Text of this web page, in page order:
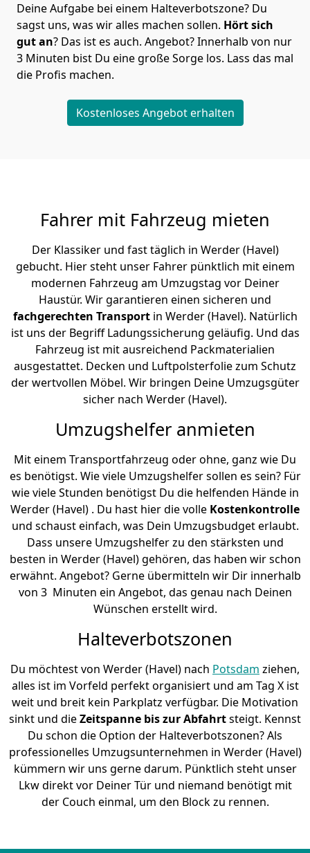
Deine Aufgabe bei einem Halteverbotszone? Du
sagst uns, was wir alles machen sollen. Hört sich
gut an? Das ist es auch. Angebot? Innerhalb von nur
3 Minuten bist Du eine große Sorge los. Lass das mal
die Profis machen.
Kostenloses Angebot erhalten
Fahrer mit Fahrzeug mieten
Der Klassiker und fast täglich in Werder (Havel)
gebucht. Hier steht unser Fahrer pünktlich mit einem
modernen Fahrzeug am Umzugstag vor Deiner
Haustür. Wir garantieren einen sicheren und
fachgerechten Transportin Werder (Havel). Natürlich
ist uns der Begriff Ladungssicherung geläufig. Und das
Fahrzeug ist mit ausreichend Packmaterialien
ausgestattet. Decken und Luftpolsterfolie zum Schutz
der wertvollen Möbel. Wir bringen Deine Umzugsgüter
sicher nach Werder (Havel).
Umzugshelfer anmieten
Mit einem Transportfahrzeug oder ohne, ganz wie Du
es benötigst. Wie viele Umzugshelfer sollen es sein? Für
wie viele Stunden benötigst Du die helfenden Hände in
Werder (Havel) . Du hast hier die volle Kostenkontrolle
und schaust einfach, was Dein Umzugsbudget erlaubt.
Dass unsere Umzugshelfer zu den stärksten und
besten in Werder (Havel) gehören, das haben wir schon
erwähnt. Angebot? Gerne übermitteln wir Dir innerhalb
von 3 Minuten ein Angebot, das genau nach Deinen
Wünschen erstellt wird.
Halteverbotszonen
Du möchtest von Werder (Havel) nach Potsdam ziehen,
alles ist im Vorfeld perfekt organisiert und am Tag X ist
weit und breit kein Parkplatz verfügbar. Die Motivation
sinkt und dieZeitspanne bis zur Abfahrtsteigt. Kennst
Du schon die Option der Halteverbotszonen? Als
professionelles Umzugsunternehmen in Werder (Havel)
kümmern wir uns gerne darum. Pünktlich steht unser
Lkw direkt vor Deiner Tür und niemand benötigt mit
der Couch einmal, um den Block zu rennen.